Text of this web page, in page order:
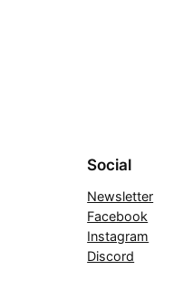
Social
Newsletter
Facebook
Instagram
Discord